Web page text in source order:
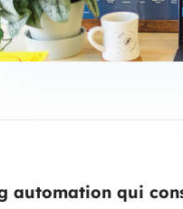
automation qui